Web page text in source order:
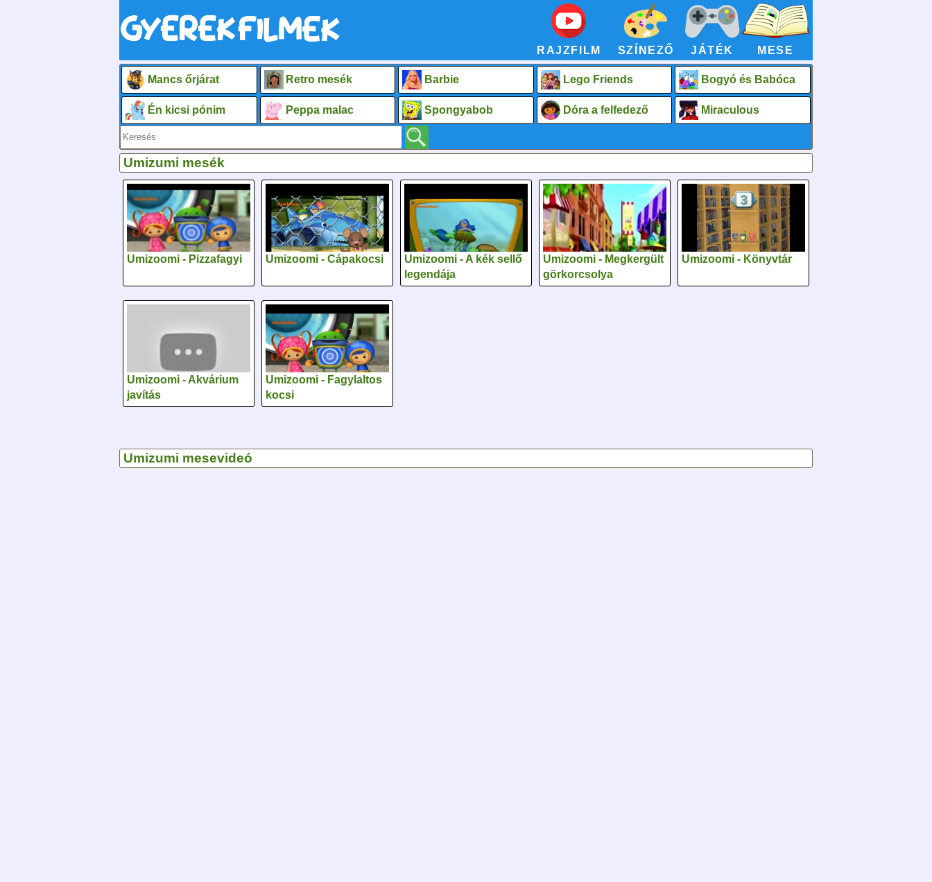
RAJZFILM SZÍNEZŐ JÁTÉK MESE
Mancs őrjárat Retro mesék Barbie Lego Friends Bogyó és Babóca
Én kicsi pónim Peppa malac Spongyabob Dóra a felfedező Miraculous
Umizumi mesék
Umizoomi - Pizzafagyi Umizoomi - Cápakocsi
Umizoomi - A kék sellő
legendája
Umizoomi - Megkergült
görkorcsolya
Umizoomi - Könyvtár
Umizoomi - Akvárium
javítás
Umizoomi - Fagylaltos
kocsi
Umizumi mesevideó